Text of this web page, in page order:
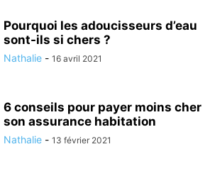
Pourquoi les adoucisseurs d’eau
sont-ils si chers ?
Nathalie - 16 avril 2021
6 conseils pour payer moins cher
son assurance habitation
Nathalie - 13 février 2021